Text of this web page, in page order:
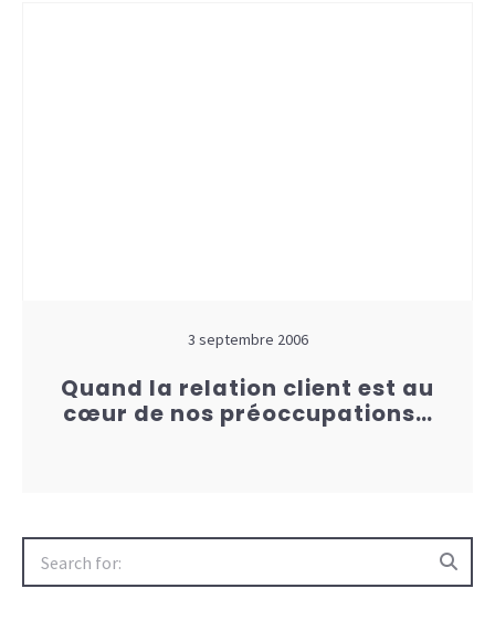
3 septembre 2006
Quand la relation client est au
cœur de nos préoccupations…